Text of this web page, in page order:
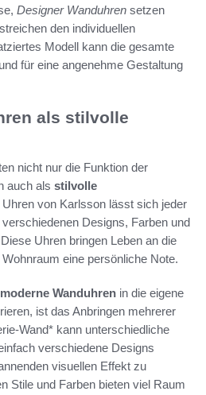
Designer Wanduhren setzen
den individuellen
Modell kann die gesamte
für eine angenehme Gestaltung
als stilvolle
nicht nur die Funktion der
auch als stilvolle
Uhren von Karlsson lässt sich jeder
Designs, Farben und
Uhren bringen Leben an die
eine persönliche Note.
moderne Wanduhren in die eigene
ist das Anbringen mehrerer
Wand* kann unterschiedliche
verschiedene Designs
visuellen Effekt zu
Stile und Farben bieten viel Raum